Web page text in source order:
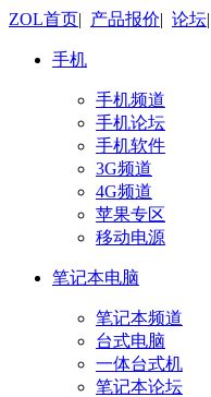
ZOL首页| 产品报价| 论坛|
手机
手机频道
手机论坛
手机软件
3G频道
4G频道
苹果专区
移动电源
笔记本电脑
笔记本频道
台式电脑
一体台式机
笔记本论坛